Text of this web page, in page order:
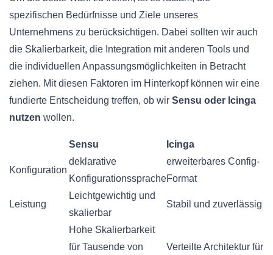
spezifischen Bedürfnisse und Ziele unseres
Unternehmens zu berücksichtigen. Dabei sollten wir auch
die Skalierbarkeit, die Integration mit anderen Tools und
die individuellen Anpassungsmöglichkeiten in Betracht
ziehen. Mit diesen Faktoren im Hinterkopf können wir eine
fundierte Entscheidung treffen, ob wir Sensu oder Icinga
nutzen wollen.
Sensu Icinga
Konfiguration
deklarative
Konfigurationssprache
erweiterbares Config-
Format
Leistung
Leichtgewichtig und
skalierbar
Stabil und zuverlässig
Hohe Skalierbarkeit
für Tausende von
Verteilte Architektur für